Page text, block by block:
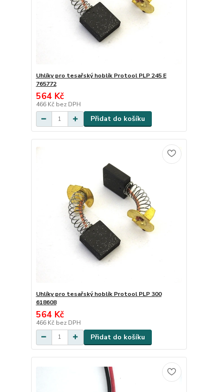
Uhlíky pro tesařský hoblík Protool PLP 245 E
765772
564 Kč
466 Kč bez DPH
Přidat do košíku
Uhlíky pro tesařský hoblík Protool PLP 300
618608
564 Kč
466 Kč bez DPH
Přidat do košíku